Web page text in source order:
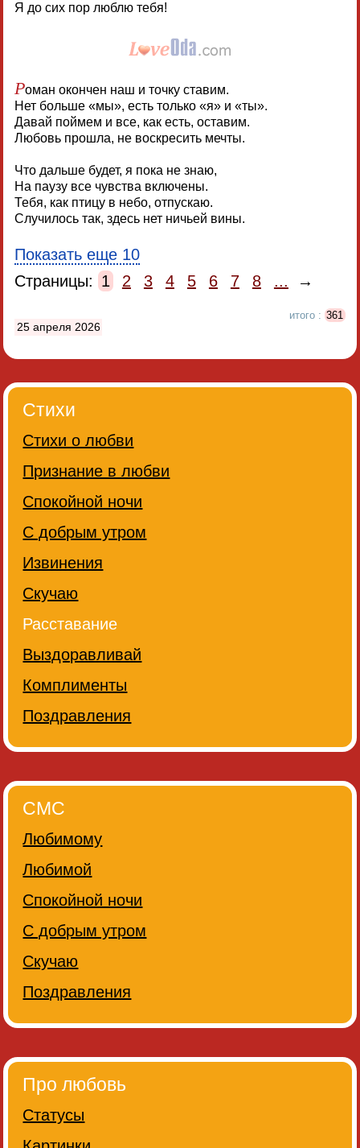
Я до сих пор люблю тебя!
Роман окончен наш и точку ставим.
Нет больше «мы», есть только «я» и «ты».
Давай поймем и все, как есть, оставим.
Любовь прошла, не воскресить мечты.
Что дальше будет, я пока не знаю,
На паузу все чувства включены.
Тебя, как птицу в небо, отпускаю.
Случилось так, здесь нет ничьей вины.
Показать еще 10
Страницы: 1 2 3 4 5 6 7 8 ... →
итого : 361
25 апреля 2026
Стихи
Стихи о любви
Признание в любви
Спокойной ночи
С добрым утром
Извинения
Скучаю
Расставание
Выздоравливай
Комплименты
Поздравления
СМС
Любимому
Любимой
Спокойной ночи
С добрым утром
Скучаю
Поздравления
Про любовь
Статусы